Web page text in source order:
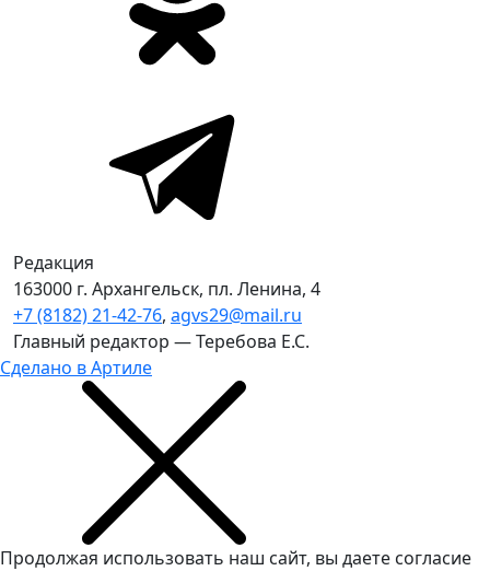
Редакция
163000 г. Архангельск, пл. Ленина, 4
+7 (8182) 21-42-76, agvs29@mail.ru
Главный редактор — Теребова Е.С.
Сделано в Артиле
Продолжая использовать наш сайт, вы даете согласие